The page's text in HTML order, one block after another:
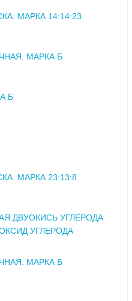
МАРКА 14:14:23
МАРКА Б
Б
МАРКА 23:13:8
ДВУОКИСЬ УГЛЕРОДА
УГЛЕРОДА
МАРКА Б